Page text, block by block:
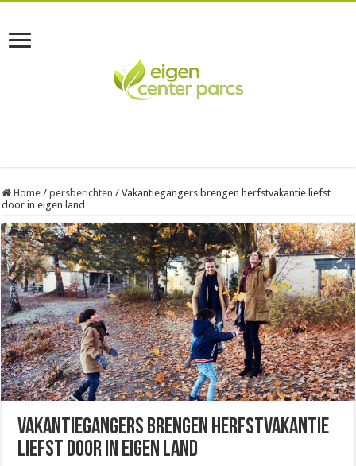
Home / persberichten / Vakantiegangers brengen herfstvakantie liefst
door in eigen land
Vakantiegangers brengen herfstvakantie
liefst door in eigen land